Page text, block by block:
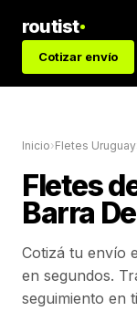
routist
Cotizar envío
Inicio›Fletes Uruguay
Fletes
Barra
Cotizá tu envío
en segundos.
seguimiento en